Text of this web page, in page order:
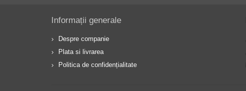
Informații generale
Despre companie
Plata si livrarea
Politica de confidențialitate